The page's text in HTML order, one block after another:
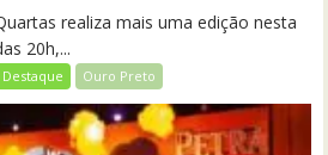
realiza mais uma edição nesta
20h,...
Destaque Ouro Preto